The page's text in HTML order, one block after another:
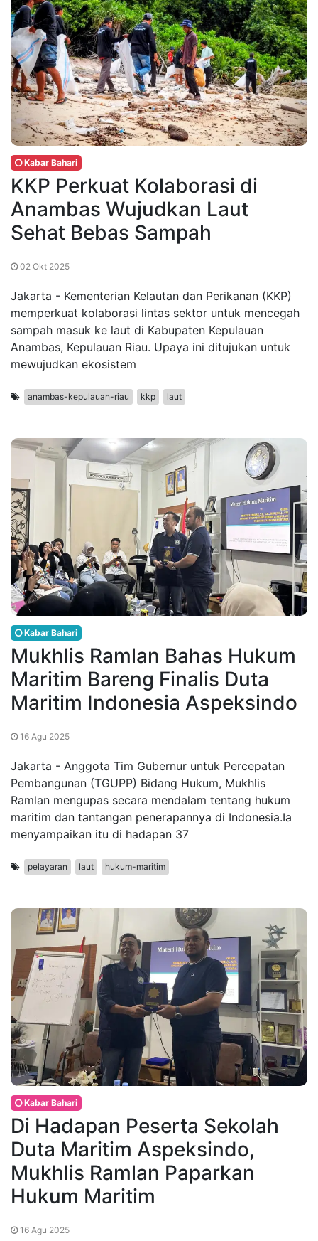
Kabar Bahari
KKP Perkuat Kolaborasi di
Anambas Wujudkan Laut
Sehat Bebas Sampah
02 Okt 2025
Jakarta - Kementerian Kelautan dan Perikanan (KKP)
memperkuat kolaborasi lintas sektor untuk mencegah
sampah masuk ke laut di Kabupaten Kepulauan
Anambas, Kepulauan Riau. Upaya ini ditujukan untuk
mewujudkan ekosistem
anambas-kepulauan-riau kkp laut
Kabar Bahari
Mukhlis Ramlan Bahas Hukum
Maritim Bareng Finalis Duta
Maritim Indonesia Aspeksindo
16 Agu 2025
Jakarta - Anggota Tim Gubernur untuk Percepatan
Pembangunan (TGUPP) Bidang Hukum, Mukhlis
Ramlan mengupas secara mendalam tentang hukum
maritim dan tantangan penerapannya di Indonesia.Ia
menyampaikan itu di hadapan 37
pelayaran laut hukum-maritim
Kabar Bahari
Di Hadapan Peserta Sekolah
Duta Maritim Aspeksindo,
Mukhlis Ramlan Paparkan
Hukum Maritim
16 Agu 2025